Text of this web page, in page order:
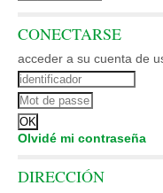
CONECTARSE
acceder a su cuenta de
Olvidé mi contraseña
DIRECCIÓN